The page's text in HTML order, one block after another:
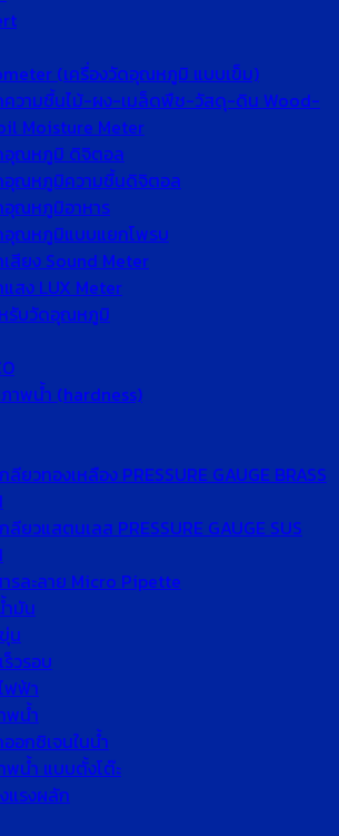
(เครื่องวัดอุณหภูมิ แบบเข็ม)
ความชื้นไม้-ผง-เมล็ดพืช-วัสดุ-ดิน Wood-
Moisture Meter
อุณหภูมิ ดิจิตอล
อุณหภูมิความชื้นดิจิตอล
อุณหภูมิอาหาร
อุณหภูมิแบบแยกโพรบ
เสียง Sound Meter
แสง LUX Meter
รับวัดอุณหภูมิ
พน้ำ (hardness)
ยวทองเหลือง PRESSURE GAUGE BRASS
ลียวแสตนเลส PRESSURE GAUGE SUS
รละลาย Micro Pipette
มัน
น
วรอบ
ฟฟ้า
พน้ำ
อกซิเจนในน้ำ
น้ำ แบบตั้งโต๊ะ
แรงผลัก